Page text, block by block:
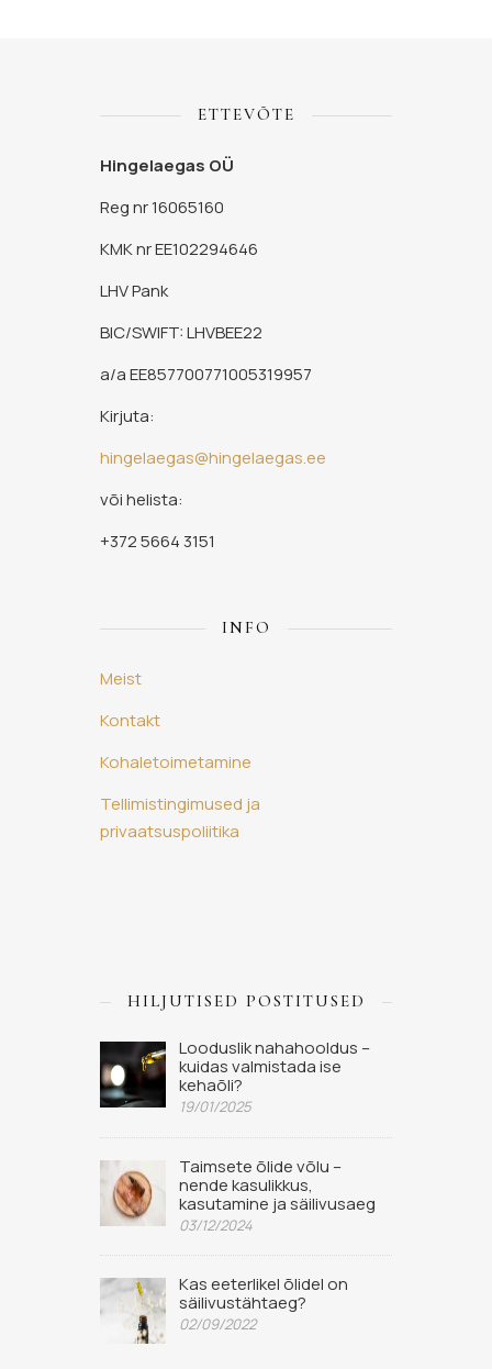
ETTEVÕTE
Hingelaegas OÜ
Reg nr 16065160
KMK nr EE102294646
LHV Pank
BIC/SWIFT: LHVBEE22
a/a EE857700771005319957
Kirjuta:
hingelaegas@hingelaegas.ee
või helista:
+372 5664 3151
INFO
Meist
Kontakt
Kohaletoimetamine
Tellimistingimused ja
privaatsuspoliitika
HILJUTISED POSTITUSED
Looduslik nahahooldus –
kuidas valmistada ise
kehaõli?
19/01/2025
Taimsete õlide võlu –
nende kasulikkus,
kasutamine ja säilivusaeg
03/12/2024
Kas eeterlikel õlidel on
säilivustähtaeg?
02/09/2022